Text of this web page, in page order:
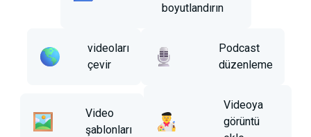
boyutlandırın
videoları
çevir
Podcast
düzenleme
Video
şablonları
Videoya
görüntü